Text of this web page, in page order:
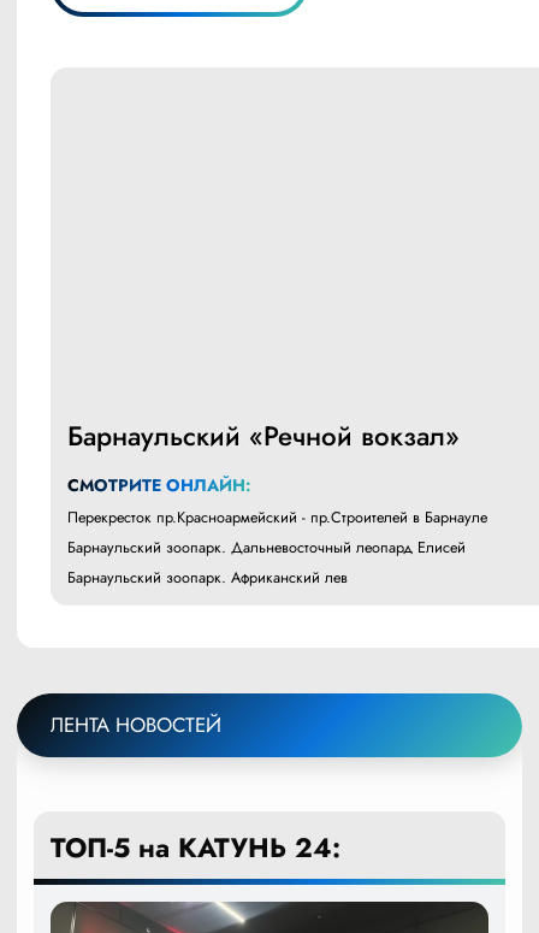
Барнаульский «Речной вокзал»
СМОТРИТЕ ОНЛАЙН:
Перекресток пр.Красноармейский - пр.Строителей в Барнауле
Барнаульский зоопарк. Дальневосточный леопард Елисей
Барнаульский зоопарк. Африканский лев
ЛЕНТА НОВОСТЕЙ
ТОП-5 на КАТУНЬ 24: